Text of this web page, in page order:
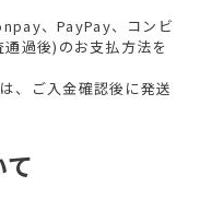
、PayPay、コンビ
過後)のお支払方法を
、ご入金確認後に発送